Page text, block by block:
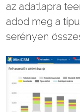
az adatlapra
adod meg a
serényen